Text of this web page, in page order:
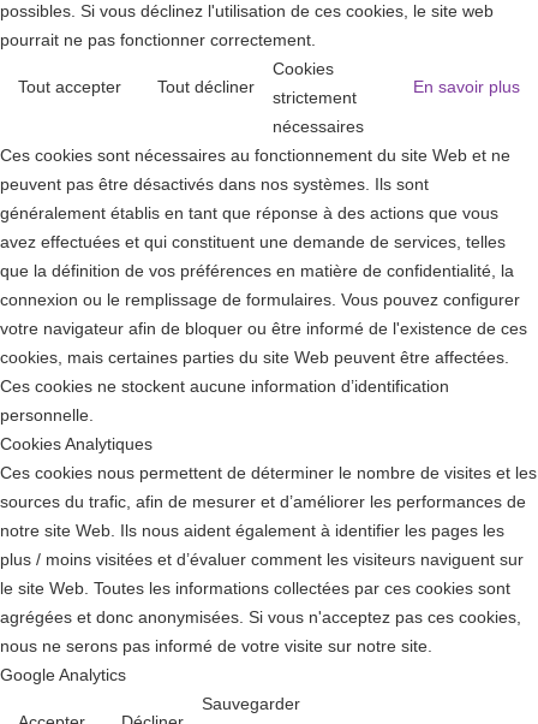
possibles. Si vous déclinez l'utilisation de ces cookies, le site web
pourrait ne pas fonctionner correctement.
Tout accepter Tout décliner En savoir plus
Cookies
strictement
nécessaires
Ces cookies sont nécessaires au fonctionnement du site Web et ne
peuvent pas être désactivés dans nos systèmes. Ils sont
généralement établis en tant que réponse à des actions que vous
avez effectuées et qui constituent une demande de services, telles
que la définition de vos préférences en matière de confidentialité, la
connexion ou le remplissage de formulaires. Vous pouvez configurer
votre navigateur afin de bloquer ou être informé de l'existence de ces
cookies, mais certaines parties du site Web peuvent être affectées.
Ces cookies ne stockent aucune information d’identification
personnelle.
Cookies Analytiques
Ces cookies nous permettent de déterminer le nombre de visites et les
sources du trafic, afin de mesurer et d’améliorer les performances de
notre site Web. Ils nous aident également à identifier les pages les
plus / moins visitées et d’évaluer comment les visiteurs naviguent sur
le site Web. Toutes les informations collectées par ces cookies sont
agrégées et donc anonymisées. Si vous n'acceptez pas ces cookies,
nous ne serons pas informé de votre visite sur notre site.
Google Analytics
Sauvegarder